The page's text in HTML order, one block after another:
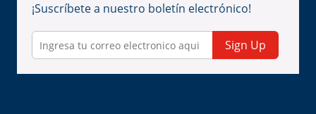
¡Suscríbete a nuestro boletín electrónico!
Sign Up